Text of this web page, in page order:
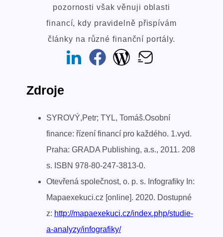
pozornosti však věnuji oblasti
financí, kdy pravidelně přispívám
články na různé finanční portály.
Zdroje
SYROVÝ,Petr; TYL, Tomáš.Osobní
finance: řízení financí pro každého. 1.vyd.
Praha: GRADA Publishing, a.s., 2011. 208
s. ISBN 978-80-247-3813-0.
Otevřená společnost, o. p. s. Infografiky In:
Mapaexekuci.cz [online]. 2020. Dostupné
z: http://mapaexekuci.cz/index.php/studie-
a-analyzy/infografiky/